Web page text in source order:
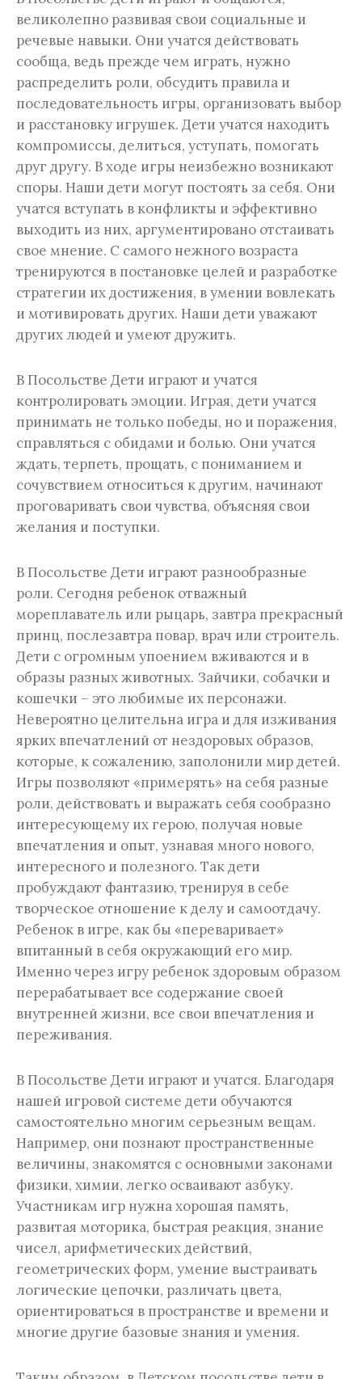
великолепно развивая свои социальные и
речевые навыки. Они учатся действовать
сообща, ведь прежде чем играть, нужно
распределить роли, обсудить правила и
последовательность игры, организовать выбор
и расстановку игрушек. Дети учатся находить
компромиссы, делиться, уступать, помогать
друг другу. В ходе игры неизбежно возникают
споры. Наши дети могут постоять за себя. Они
учатся вступать в конфликты и эффективно
выходить из них, аргументировано отстаивать
свое мнение. С самого нежного возраста
тренируются в постановке целей и разработке
стратегии их достижения, в умении вовлекать
и мотивировать других. Наши дети уважают
других людей и умеют дружить.
В Посольстве Дети играют и учатся
контролировать эмоции. Играя, дети учатся
принимать не только победы, но и поражения,
справляться с обидами и болью. Они учатся
ждать, терпеть, прощать, с пониманием и
сочувствием относиться к другим, начинают
проговаривать свои чувства, объясняя свои
желания и поступки.
В Посольстве Дети играют разнообразные
роли. Сегодня ребенок отважный
мореплаватель или рыцарь, завтра прекрасный
принц, послезавтра повар, врач или строитель.
Дети с огромным упоением вживаются и в
образы разных животных. Зайчики, собачки и
кошечки – это любимые их персонажи.
Невероятно целительна игра и для изживания
ярких впечатлений от нездоровых образов,
которые, к сожалению, заполонили мир детей.
Игры позволяют «примерять» на себя разные
роли, действовать и выражать себя сообразно
интересующему их герою, получая новые
впечатления и опыт, узнавая много нового,
интересного и полезного. Так дети
пробуждают фантазию, тренируя в себе
творческое отношение к делу и самоотдачу.
Ребенок в игре, как бы «переваривает»
впитанный в себя окружающий его мир.
Именно через игру ребенок здоровым образом
перерабатывает все содержание своей
внутренней жизни, все свои впечатления и
переживания.
В Посольстве Дети играют и учатся. Благодаря
нашей игровой системе дети обучаются
самостоятельно многим серьезным вещам.
Например, они познают пространственные
величины, знакомятся с основными законами
физики, химии, легко осваивают азбуку.
Участникам игр нужна хорошая память,
развитая моторика, быстрая реакция, знание
чисел, арифметических действий,
геометрических форм, умение выстраивать
логические цепочки, различать цвета,
ориентироваться в пространстве и времени и
многие другие базовые знания и умения.